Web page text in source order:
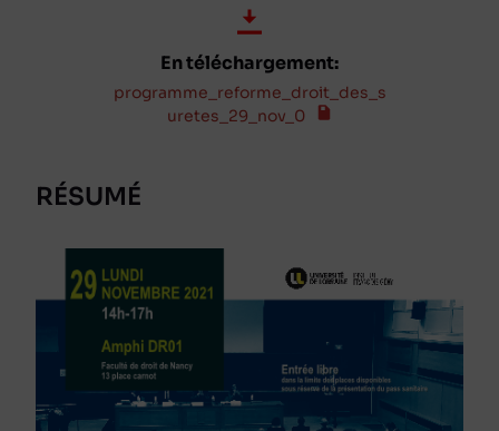
En téléchargement:
programme_reforme_droit_des_s
uretes_29_nov_0
RÉSUMÉ